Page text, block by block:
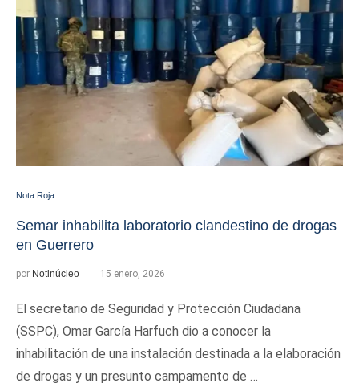
Nota Roja
Semar inhabilita laboratorio clandestino de drogas
en Guerrero
por Notinúcleo 15 enero, 2026
El secretario de Seguridad y Protección Ciudadana
(SSPC), Omar García Harfuch dio a conocer la
inhabilitación de una instalación destinada a la elaboración
de drogas y un presunto campamento de …